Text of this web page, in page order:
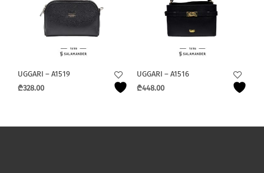
UGGARI – A1519
₾328.00
UGGARI – A1516
₾448.00